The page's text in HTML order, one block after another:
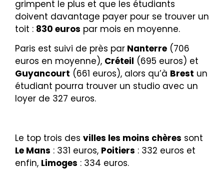
grimpent le plus et que les étudiants
doivent davantage payer pour se trouver un
toit : 830 euros par mois en moyenne.
Paris est suivi de près par Nanterre (706
euros en moyenne), Créteil (695 euros) et
Guyancourt (661 euros), alors qu’à Brest un
étudiant pourra trouver un studio avec un
loyer de 327 euros.
Le top trois des villes les moins chères sont
Le Mans : 331 euros, Poitiers : 332 euros et
enfin, Limoges : 334 euros.